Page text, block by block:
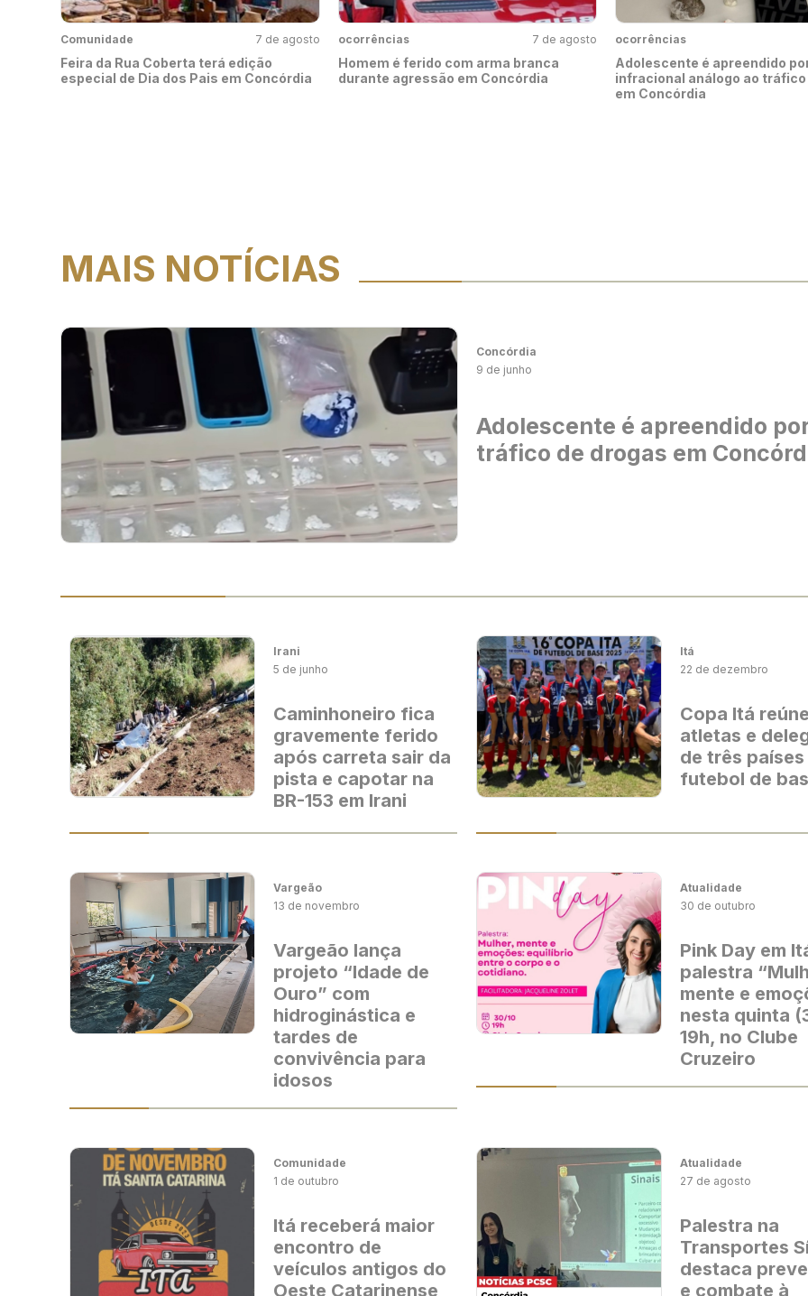
Comunidade 7 de agosto
Feira da Rua Coberta terá edição
especial de Dia dos Pais em Concórdia
ocorrências 7 de agosto
Homem é ferido com arma branca
durante agressão em Concórdia
ocorrências
Adolescente é apreendido
infracional análogo ao tráfico
em Concórdia
MAIS NOTÍCIAS
Concórdia
9 de junho
Adolescente é apreendido
tráfico de drogas em
Irani
5 de junho
Caminhoneiro fica
gravemente ferido
após carreta sair da
pista e capotar na
BR-153 em Irani
Itá
22 de dezembro
Copa Itá
atletas e
de três países
futebol de
Vargeão
13 de novembro
Vargeão lança
projeto “Idade de
Ouro” com
hidroginástica e
tardes de
convivência para
idosos
Atualidade
30 de outubro
Pink Day em
palestra
mente e
nesta quinta
19h, no Clube
Cruzeiro
Comunidade
1 de outubro
Itá receberá maior
encontro de
veículos antigos do
Oeste Catarinense
Atualidade
27 de agosto
Palestra na
Transportes
destaca
e combate à